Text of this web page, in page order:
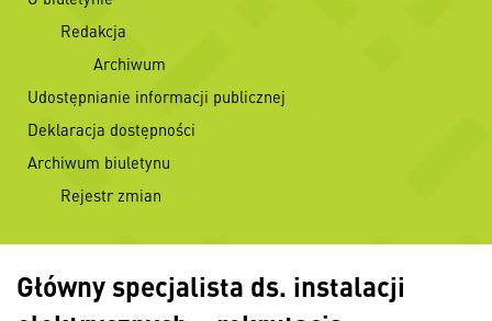
Redakcja
Archiwum
Udostępnianie informacji publicznej
Deklaracja dostępności
Archiwum biuletynu
Rejestr zmian
Główny specjalista ds. instalacji